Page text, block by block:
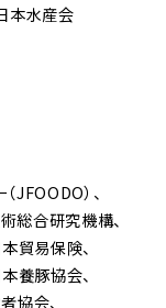
本水産会
JFOODO）
総合研究機構
本貿易保険
本養豚協会
協会